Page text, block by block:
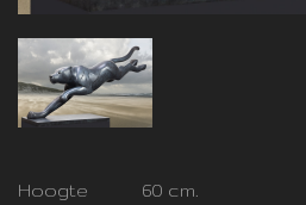
Hoogte
60 cm.